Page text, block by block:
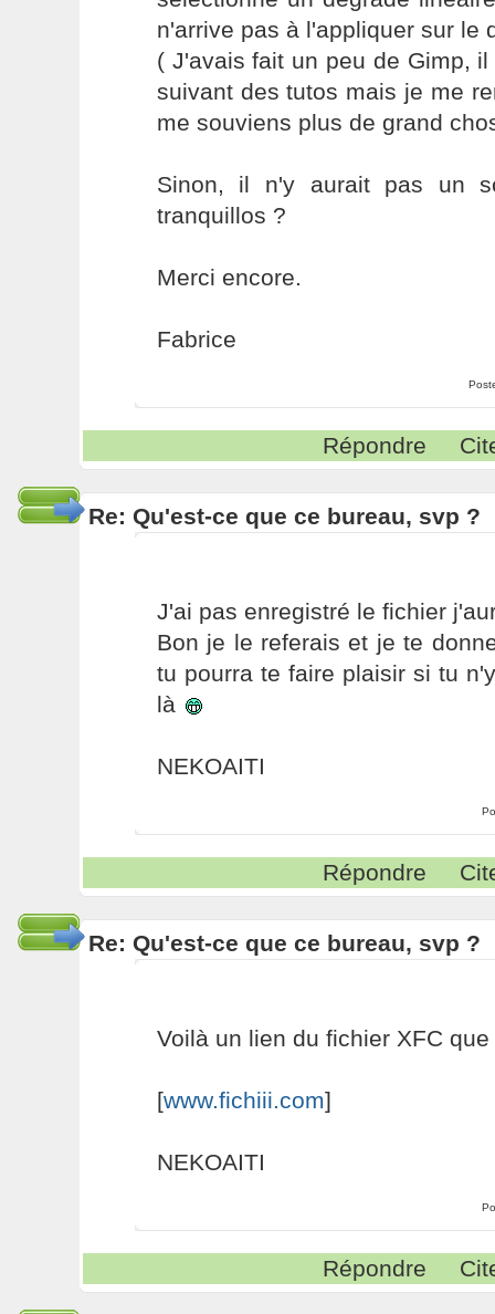
n'arrive pas à l'appliquer sur le
( J'avais fait un peu de Gimp,
suivant des tutos mais je me
me souviens plus de grand
Sinon, il n'y aurait pas un
tranquillos ?
Merci encore.
Fabrice
Répondre
Re: Qu'est-ce que ce bureau, svp ?
J'ai pas enregistré le fichier
Bon je le referais et je te
tu pourra te faire plaisir si tu
là
NEKOAITI
Répondre
Re: Qu'est-ce que ce bureau, svp ?
Voilà un lien du fichier XFC
[www.fichiii.com]
NEKOAITI
Répondre